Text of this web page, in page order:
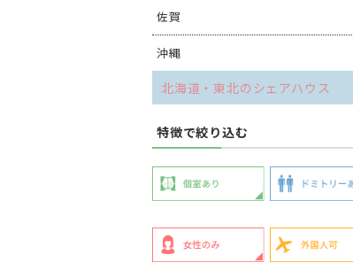
佐賀
沖縄
北海道・東北のシェアハウス
特徴で絞り込む